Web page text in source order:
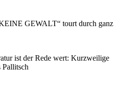
GEWALT“ tourt durch ganz
ist der Rede wert: Kurzweilige
Pallitsch